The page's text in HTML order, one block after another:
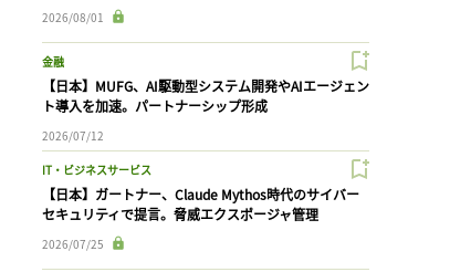
2026/08/01
金融
【日本】MUFG、AI駆動型システム開発やAIエージェン
ト導入を加速。パートナーシップ形成
2026/07/12
IT・ビジネスサービス
【日本】ガートナー、Claude Mythos時代のサイバー
セキュリティで提言。脅威エクスポージャ管理
2026/07/25